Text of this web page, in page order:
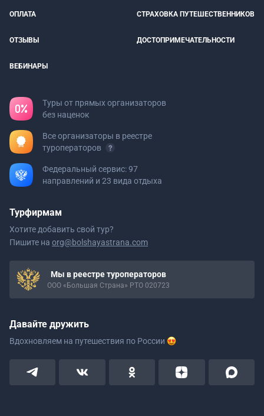
ОПЛАТА СТРАХОВКА ПУТЕШЕСТВЕННИКОВ
ОТЗЫВЫ ДОСТОПРИМЕЧАТЕЛЬНОСТИ
ВЕБИНАРЫ
Туры от прямых организаторов
без наценок
Все организаторы в реестре
туроператоров
Федеральный сервис: 97
направлений и 23 вида отдыха
Турфирмам
Хотите добавить свой тур?
Пишите на org@bolshayastrana.com
Мы в реестре туроператоров
ООО «Большая Страна» РТО 020723
Давайте дружить
Вдохновляем на путешествия по России